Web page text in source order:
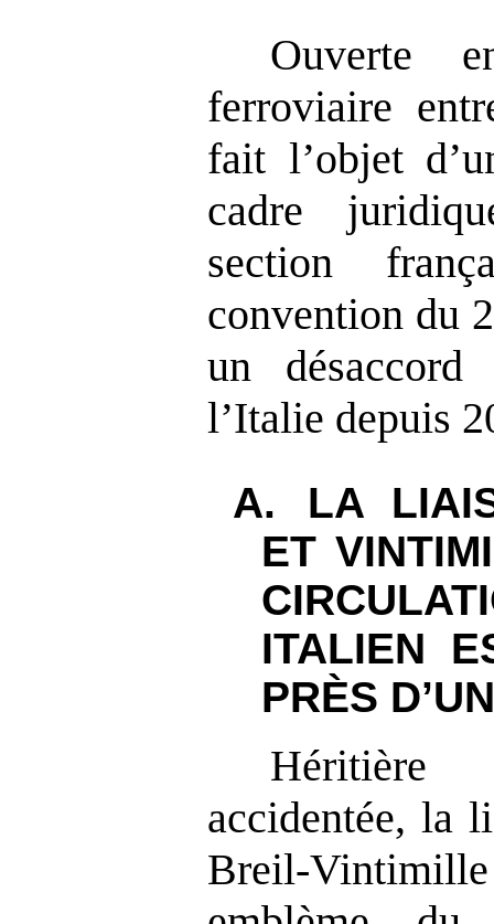
Ouverte
ferroviaire
fait l’objet
cadre
section
convention du
un
l’Italie depuis
A.
LA
ET
ITALIEN
PRÈS
accidentée, la
Breil-